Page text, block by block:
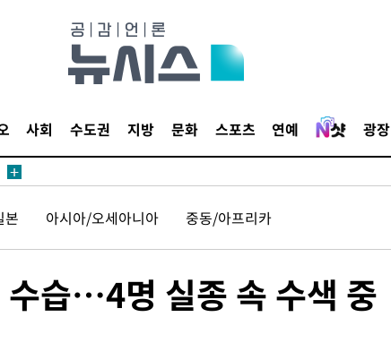
사회 수도권 지방 문화 스포츠 연예 광장
본 아시아/오세아니아 중동/아프리카
습…4명 실종 속 수색 중